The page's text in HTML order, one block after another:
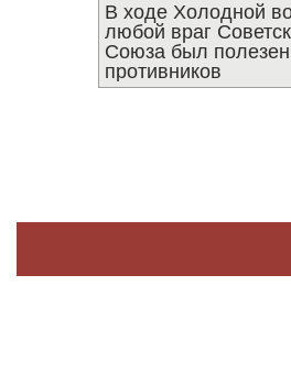
В ходе Холодной
любой враг
Союза был
противников